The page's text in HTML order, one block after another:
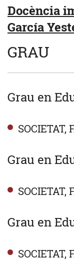
Docència
García
GRAU
Grau en
SOCIETAT,
Grau en
SOCIETAT,
Grau en
SOCIETAT,